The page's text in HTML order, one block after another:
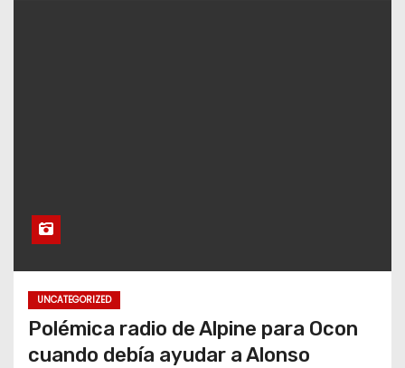
UNCATEGORIZED
Polémica radio de Alpine para Ocon
cuando debía ayudar a Alonso